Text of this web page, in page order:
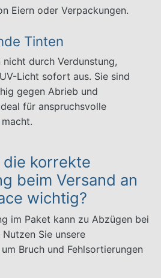
Eiern oder Verpackungen.
Tinten
durch Verdunstung,
Licht sofort aus. Sie sind
gegen Abrieb und
für anspruchsvolle
die korrekte
beim Versand an
wichtig?
im Paket kann zu Abzügen bei
Sie unsere
um Bruch und Fehlsortierungen